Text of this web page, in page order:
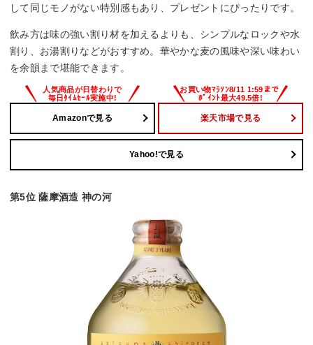
して同じモノがない特別感もあり、プレゼントにぴったりです。
飲み方は味の強い割り材を加えるよりも、シンプルなロックや水
割り、お湯割りなどがおすすめ。華やかな麦の風味や深い味わい
を余韻まで堪能できます。
Amazonで見る 楽天市場で見る
Yahoo!で見る
第5位 薩摩酒造 神の河